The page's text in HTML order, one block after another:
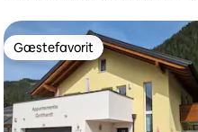
Gæstefavorit
Gæstefavorit